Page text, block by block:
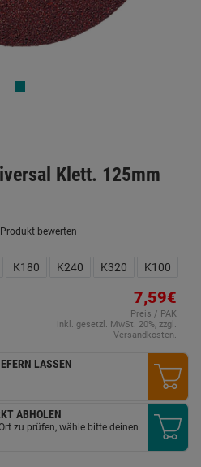
Klett. 125mm
bewerten
K180 K240 K320 K100
7,59€
Preis / PAK
inkl. gesetzl. MwSt. 20%, zzgl.
Versandkosten.
LASSEN
ABHOLEN
zu prüfen, wähle bitte deinen